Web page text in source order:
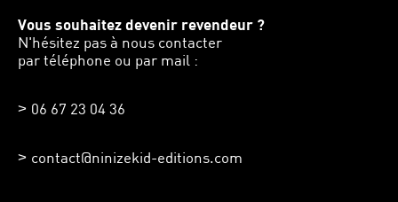
Vous souhaitez devenir revendeur ?
N'hésitez pas à nous contacter
par téléphone ou par mail :
06 67 23 04 36
contact@ninizekid-editions.com